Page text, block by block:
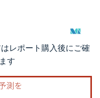
4.0の表示が必要です。
レポート購入後にご確
す